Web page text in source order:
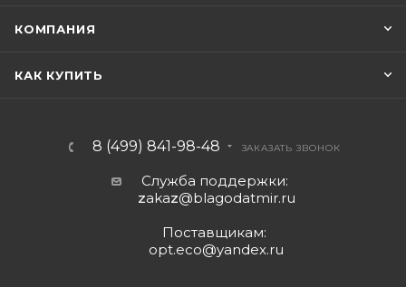
КОМПАНИЯ
КАК КУПИТЬ
8 (499) 841-98-48 ЗАКАЗАТЬ ЗВОНОК
Служба поддержки:
zakaz@blagodatmir.ru
Поставщикам:
opt.eco@yandex.ru